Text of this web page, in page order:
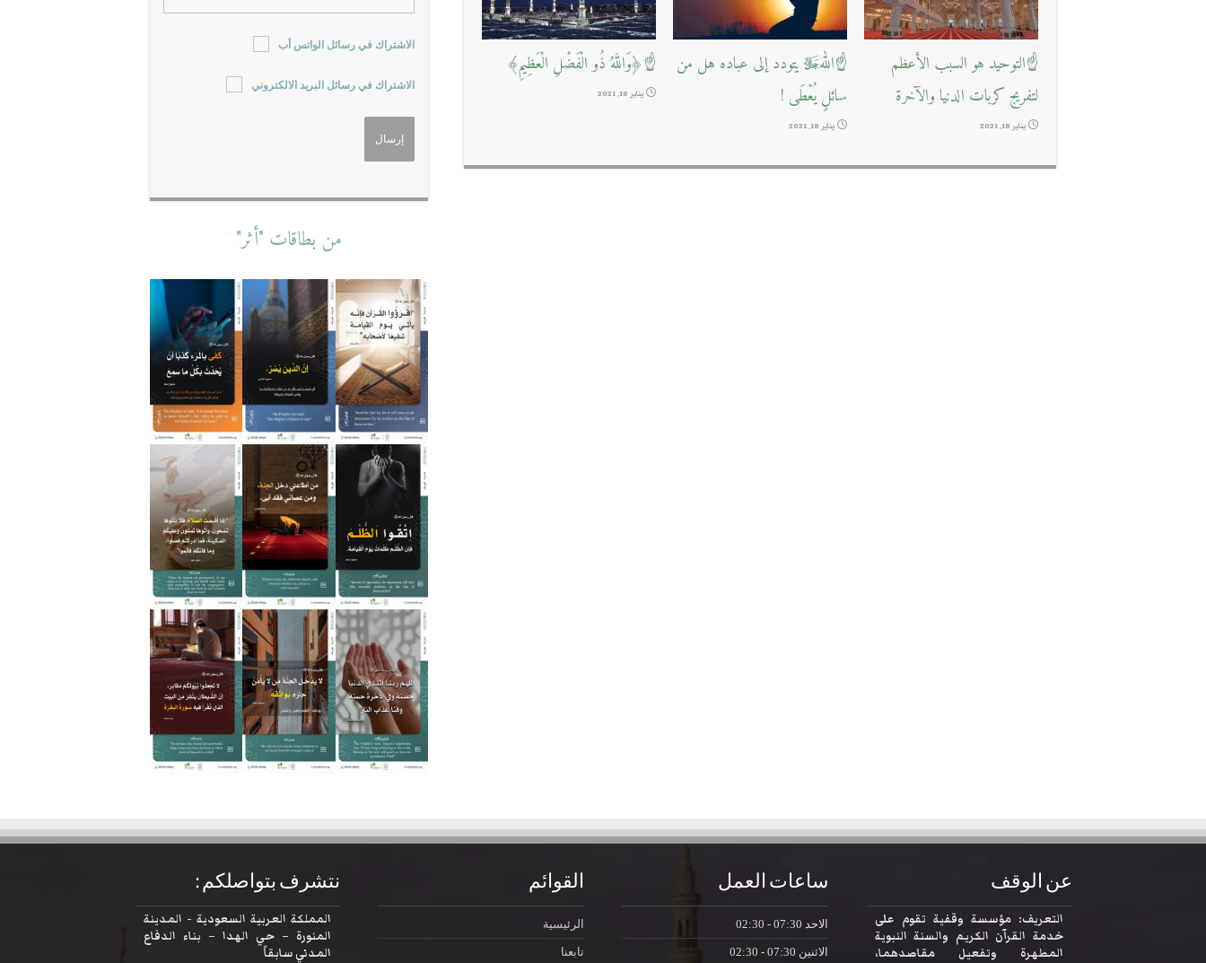
☝التوحيد هو السبب الأعظم
لتفريج كربات الدنيا والآخرة
يناير 18, 2021
☝اللهﷻ يتودد إلى عباده هل من
سائلٍ يُعْطَى !
يناير 18, 2021
☝﴿وَاللَّهُ ذُو الْفَضْلِ الْعَظِيمِ﴾
يناير 18, 2021
الاشتراك في رسائل الواتس أب
الاشتراك في رسائل البريد الالكتروني
من بطاقات "أثر"
عن الوقف
التعريف: مؤسسة وقفية تقوم على
خدمة القرآن الكريم والسنة النبوية
المطهرة وتفعيل مقاصدهما،
ساعات العمل
الاحد
الاثنين
القوائم
الرئيسية
تابعنا
نتشرف بتواصلكم :
المملكة العربية السعودية - المدينة
المنورة – حي الهدا – بناء الدفاع
المدني سابقاً